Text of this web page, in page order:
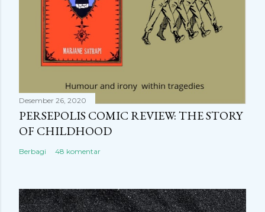
Desember 26, 2020
PERSEPOLIS COMIC REVIEW: THE STORY
OF CHILDHOOD
Berbagi 48 komentar